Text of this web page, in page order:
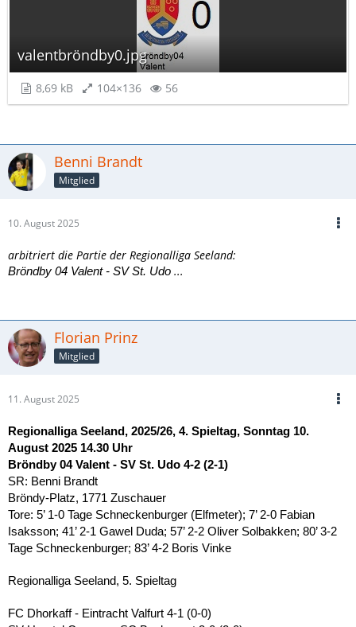
valentbröndby0.jpg
8,69 kB 104×136 56
Benni Brandt
Mitglied
10. August 2025
arbitriert die Partie der Regionalliga Seeland:
Bröndby 04 Valent - SV St. Udo ...
Florian Prinz
Mitglied
11. August 2025
Regionalliga Seeland, 2025/26, 4. Spieltag, Sonntag 10.
August 2025 14.30 Uhr
Bröndby 04 Valent - SV St. Udo 4-2 (2-1)
SR: Benni Brandt
Bröndy-Platz, 1771 Zuschauer
Tore: 5’ 1-0 Tage Schneckenburger (Elfmeter); 7’ 2-0 Fabian
Isaksson; 41’ 2-1 Gawel Duda; 57’ 2-2 Oliver Solbakken; 80’ 3-2
Tage Schneckenburger; 83’ 4-2 Boris Vinke
Regionalliga Seeland, 5. Spieltag
FC Dhorkaff - Eintracht Valfurt 4-1 (0-0)